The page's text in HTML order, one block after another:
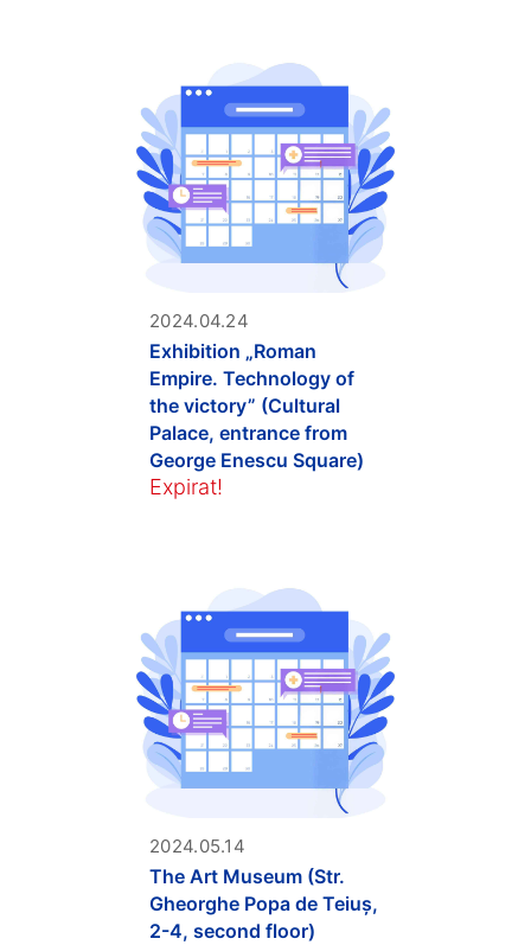
2024.04.24
Exhibition „Roman
Empire. Technology of
the victory” (Cultural
Palace, entrance from
George Enescu Square)
Expirat!
2024.05.14
The Art Museum (Str.
Gheorghe Popa de Teiuș,
2-4, second floor)